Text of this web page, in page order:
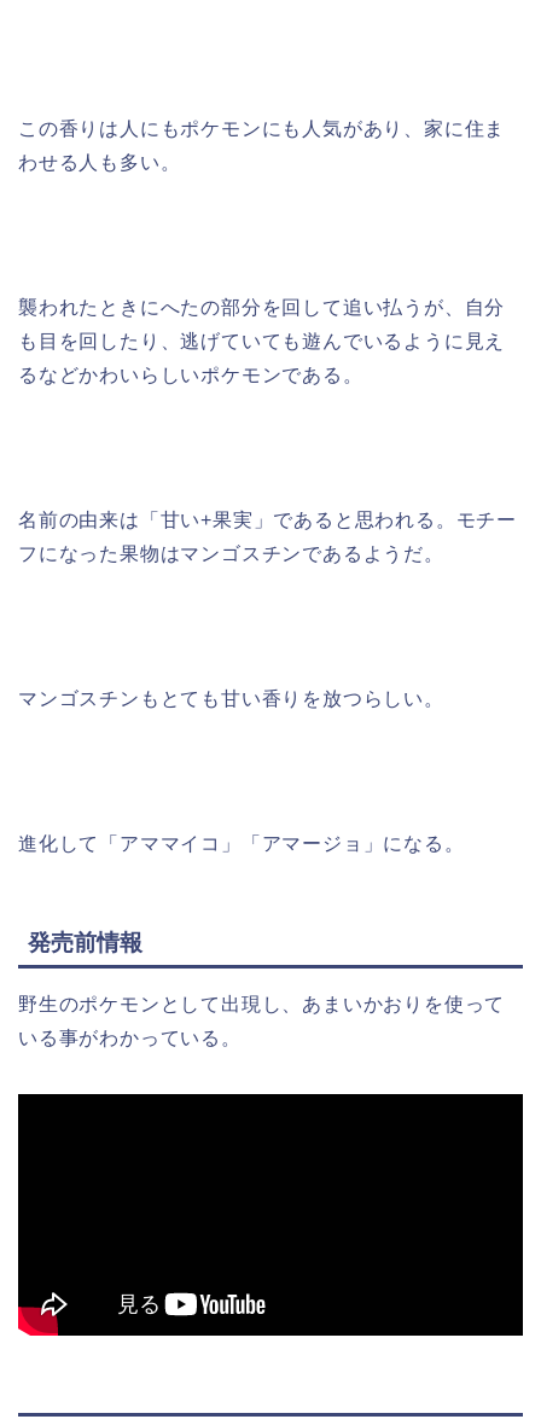
この香りは人にもポケモンにも人気があり、家に住ま
わせる人も多い。
襲われたときにへたの部分を回して追い払うが、自分
も目を回したり、逃げていても遊んでいるように見え
るなどかわいらしいポケモンである。
名前の由来は「甘い+果実」であると思われる。モチー
フになった果物はマンゴスチンであるようだ。
マンゴスチンもとても甘い香りを放つらしい。
進化して「アママイコ」「アマージョ」になる。
発売前情報
野生のポケモンとして出現し、あまいかおりを使って
いる事がわかっている。